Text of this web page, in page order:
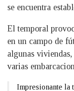
se encuentra
El temporal
en un campo de
algunas
varias
Impresionante la